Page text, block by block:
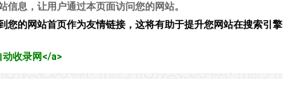
息，让用户通过本页面访问您的网站。
的网站首页作为友情链接，这将有助于提升您网站在搜索引擎
收录网</a>